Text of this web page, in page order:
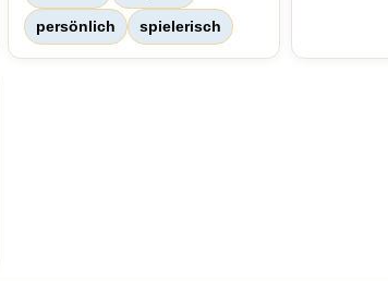
persönlich spielerisch